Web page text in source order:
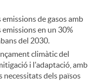
de gasos amb
en un 30%
del 2030.
climàtic del
i l'adaptació, amb
necessitats dels països